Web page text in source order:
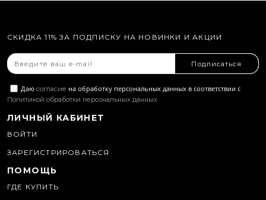
СКИДКА 11% ЗА ПОДПИСКУ НА НОВИНКИ И АКЦИИ
Подписаться
Даю согласие на обработку персональных данных в соответствии с
Политикой обработки персональных данных
ЛИЧНЫЙ КАБИНЕТ
ВОЙТИ
ЗАРЕГИСТРИРОВАТЬСЯ
ПОМОЩЬ
ГДЕ КУПИТЬ